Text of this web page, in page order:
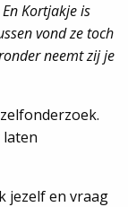
Kortjakje is
vond ze toch
neemt zij je
laten
jezelf en vraag